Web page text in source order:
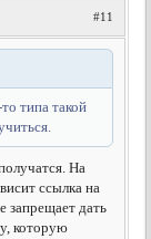
#11
типа такой
На
ссылка на
запрещает дать
которую